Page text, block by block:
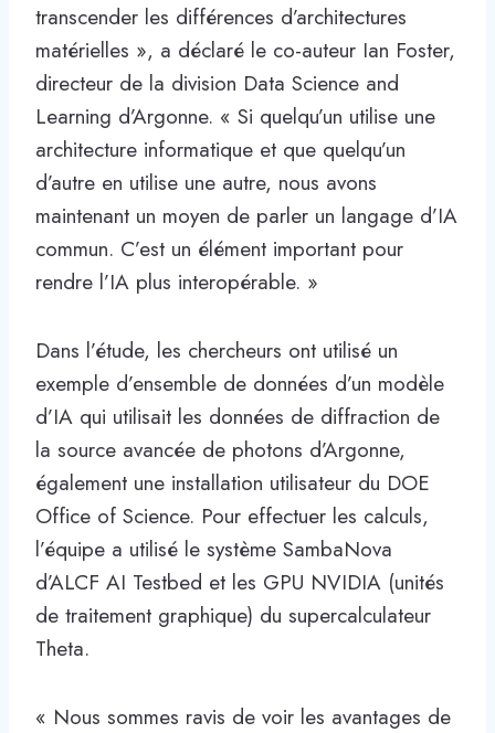
transcender les différences d’architectures
matérielles », a déclaré le co-auteur Ian Foster,
directeur de la division Data Science and
Learning d’Argonne. « Si quelqu’un utilise une
architecture informatique et que quelqu’un
d’autre en utilise une autre, nous avons
maintenant un moyen de parler un langage d’IA
commun. C’est un élément important pour
rendre l’IA plus interopérable. »
Dans l’étude, les chercheurs ont utilisé un
exemple d’ensemble de données d’un modèle
d’IA qui utilisait les données de diffraction de
la source avancée de photons d’Argonne,
également une installation utilisateur du DOE
Office of Science. Pour effectuer les calculs,
l’équipe a utilisé le système SambaNova
d’ALCF AI Testbed et les GPU NVIDIA (unités
de traitement graphique) du supercalculateur
Theta.
« Nous sommes ravis de voir les avantages de